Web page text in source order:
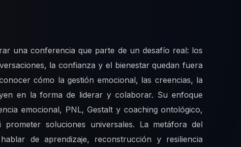
una conferencia que parte de un desafío real: los
la confianza y el bienestar quedan fuera
cómo la gestión emocional, las creencias, la
en la forma de liderar y colaborar. Su enfoque
emocional, PNL, Gestalt y coaching ontológico,
soluciones universales. La metáfora del
de aprendizaje, reconstrucción y resiliencia